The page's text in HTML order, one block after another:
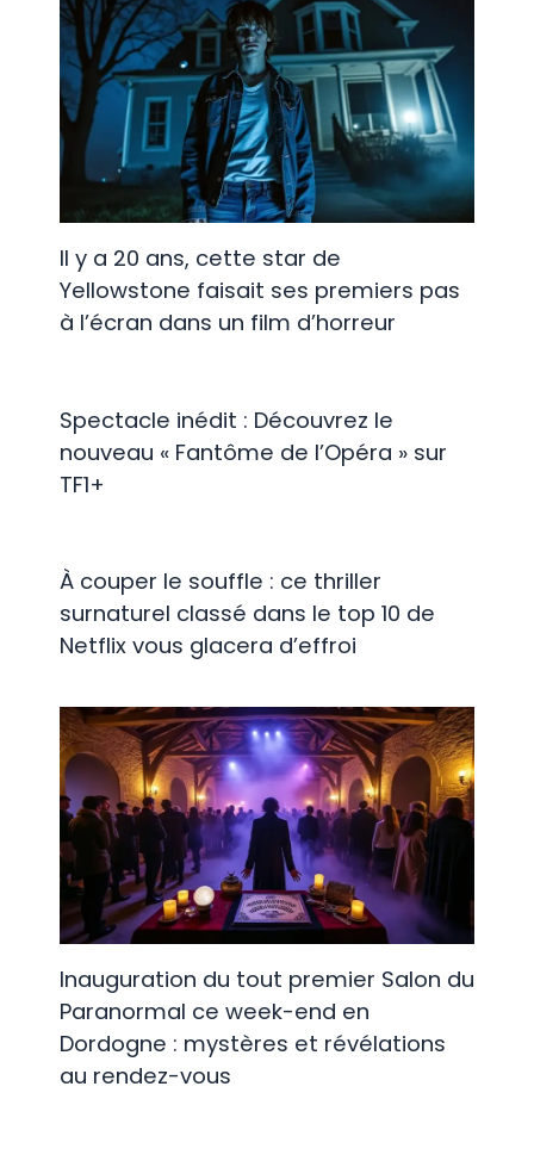
Il y a 20 ans, cette star de
Yellowstone faisait ses premiers pas
à l’écran dans un film d’horreur
Spectacle inédit : Découvrez le
nouveau « Fantôme de l’Opéra » sur
TF1+
À couper le souffle : ce thriller
surnaturel classé dans le top 10 de
Netflix vous glacera d’effroi
Inauguration du tout premier Salon du
Paranormal ce week-end en
Dordogne : mystères et révélations
au rendez-vous